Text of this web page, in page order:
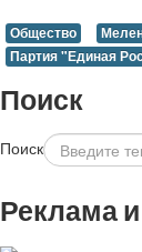
Общество
Партия "Единая
Поиск
Поиск
Реклама